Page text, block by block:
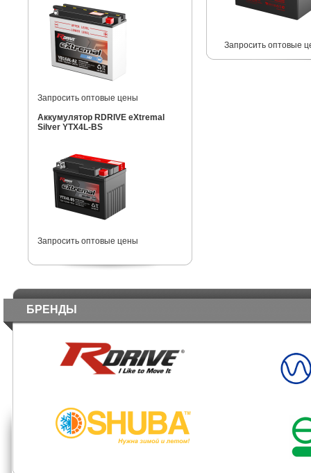
Запросить оптовые цены
Аккумулятор RDRIVE eXtremal
Silver YTX4L-BS
Запросить оптовые цены
Запросить оптовые
БРЕНДЫ